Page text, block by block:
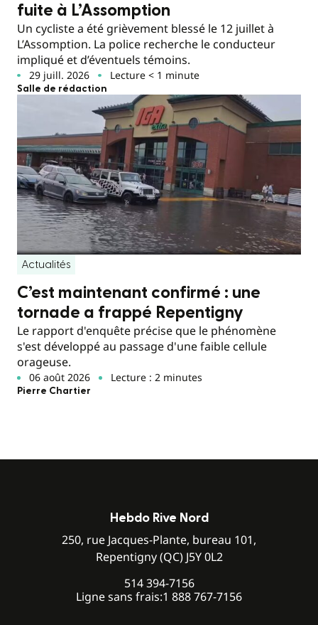
fuite à L’Assomption
Un cycliste a été grièvement blessé le 12 juillet à
L’Assomption. La police recherche le conducteur
impliqué et d’éventuels témoins.
29 juill. 2026 Lecture < 1 minute
Salle de rédaction
Actualités
C’est maintenant confirmé : une
tornade a frappé Repentigny
Le rapport d'enquête précise que le phénomène
s'est développé au passage d'une faible cellule
orageuse.
06 août 2026 Lecture : 2 minutes
Pierre Chartier
Hebdo Rive Nord
250, rue Jacques-Plante, bureau 101,
Repentigny (QC) J5Y 0L2
514 394-7156
Ligne sans frais:1 888 767-7156